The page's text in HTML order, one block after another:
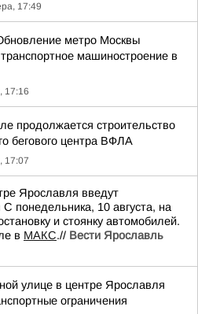
17:49
метро Москвы
машиностроение в
17:16
продолжается строительство
бегового центра ВФЛА
17:07
Ярославля введут
понедельника, 10 августа, на
и стоянку автомобилей.
в МАКС.// Вести Ярославль
улице в центре Ярославля
ограничения